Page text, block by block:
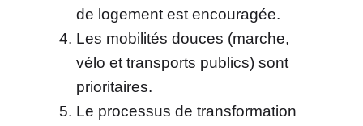
de logement est encouragée.
Les mobilités douces (marche,
vélo et transports publics) sont
prioritaires.
Le processus de transformation